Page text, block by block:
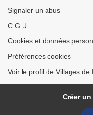
Signaler un abus
C.G.U.
Cookies et données
Préférences cookies
Voir le profil de Villages
Créer